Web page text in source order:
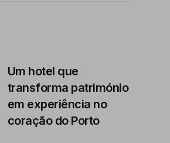
Um hotel que
transforma património
em experiência no
coração do Porto